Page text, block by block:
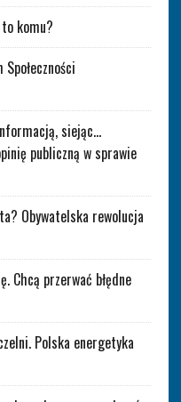
komu?
siejąc…
publiczną w sprawie
Obywatelska rewolucja
Chcą przerwać błędne
Polska energetyka